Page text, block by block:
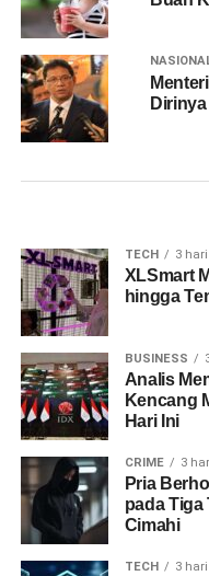
TECH 3
XLSmart
hingga
BUSINESS
Analis
Kencang
Hari Ini
CRIME 3
Pria
pada
Cimahi
TECH 3